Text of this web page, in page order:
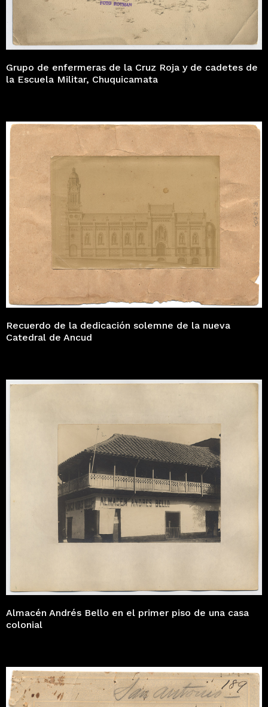
Grupo de enfermeras de la Cruz Roja y de cadetes de
la Escuela Militar, Chuquicamata
Recuerdo de la dedicación solemne de la nueva
Catedral de Ancud
Almacén Andrés Bello en el primer piso de una casa
colonial